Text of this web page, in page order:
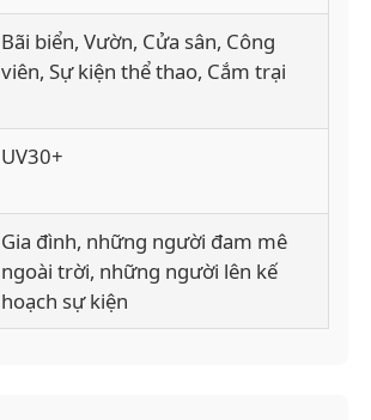
Bãi biển, Vườn, Cửa sân, Công
viên, Sự kiện thể thao, Cắm trại
UV30+
Gia đình, những người đam mê
ngoài trời, những người lên kế
hoạch sự kiện